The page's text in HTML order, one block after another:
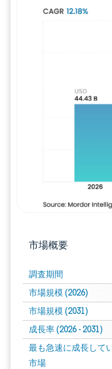
市場概要
調査期間
市場規模 (2026)
市場規模 (2031)
成長率 (2026 - 2031)
最も急速に成長して
市場